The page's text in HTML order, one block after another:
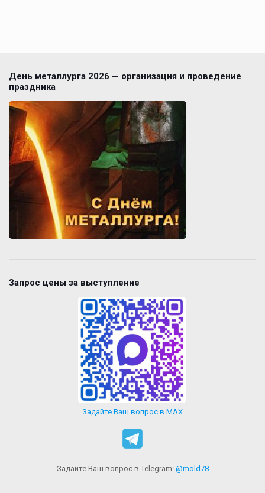
День металлурга 2026 — организация и проведение
праздника
Запрос цены за выступление
Задайте Ваш вопрос в MAX
Задайте Ваш вопрос в Telegram: @mold78